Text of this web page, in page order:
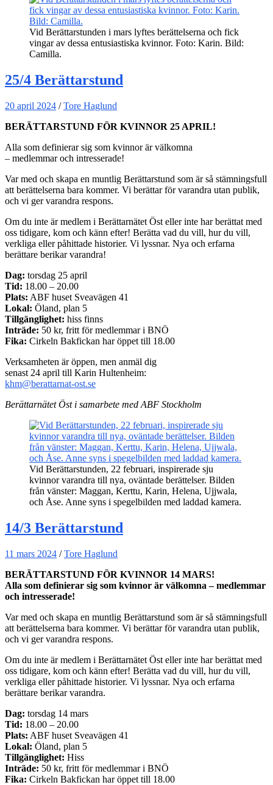
Vid Berättarstunden i mars lyftes berättelserna och fick
vingar av dessa entusiastiska kvinnor. Foto: Karin. Bild:
Camilla.
25/4 Berättarstund
20 april 2024 /Tore Haglund
BERÄTTARSTUND FÖR KVINNOR 25 APRIL!
Alla som definierar sig som kvinnor är välkomna
– medlemmar och intresserade!
Var med och skapa en muntlig Berättarstund som är så stämningsfull
att berättelserna bara kommer. Vi berättar för varandra utan publik,
och vi ger varandra respons.
Om du inte är medlem i Berättarnätet Öst eller inte har berättat med
oss tidigare, kom och känn efter! Berätta vad du vill, hur du vill,
verkliga eller påhittade historier. Vi lyssnar. Nya och erfarna
berättare berikar varandra!
Dag: torsdag 25 april
Tid: 18.00 – 20.00
Plats: ABF huset Sveavägen 41
Lokal: Öland, plan 5
Tillgänglighet: hiss finns
Inträde: 50 kr, fritt för medlemmar i BNÖ
Fika: Cirkeln Bakfickan har öppet till 18.00
Verksamheten är öppen, men anmäl dig
senast 24 april till Karin Hultenheim:
khm@berattarnat-ost.se
Berättarnätet Öst i samarbete med ABF Stockholm
Vid Berättarstunden, 22 februari, inspirerade sju
kvinnor varandra till nya, oväntade berättelser. Bilden
från vänster: Maggan, Kerttu, Karin, Helena, Ujjwala,
och Åse. Anne syns i spegelbilden med laddad kamera.
14/3 Berättarstund
11 mars 2024 /Tore Haglund
BERÄTTARSTUND FÖR KVINNOR 14 MARS!
Alla som definierar sig som kvinnor är välkomna – medlemmar
och intresserade!
Var med och skapa en muntlig Berättarstund som är så stämningsfull
att berättelserna bara kommer. Vi berättar för varandra utan publik,
och vi ger varandra respons.
Om du inte är medlem i Berättarnätet Öst eller inte har berättat med
oss tidigare, kom och känn efter! Berätta vad du vill, hur du vill,
verkliga eller påhittade historier. Vi lyssnar. Nya och erfarna
berättare berikar varandra.
Dag: torsdag 14 mars
Tid: 18.00 – 20.00
Plats: ABF huset Sveavägen 41
Lokal: Öland, plan 5
Tillgänglighet: Hiss
Inträde: 50 kr, fritt för medlemmar i BNÖ
Fika: Cirkeln Bakfickan har öppet till 18.00